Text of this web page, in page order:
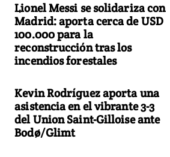
Lionel Messi se solidariza con
Madrid: aporta cerca de USD
100.000 para la
reconstrucción tras los
incendios forestales
Kevin Rodríguez aporta una
asistencia en el vibrante 3-3
del Union Saint-Gilloise ante
Bodø/Glimt